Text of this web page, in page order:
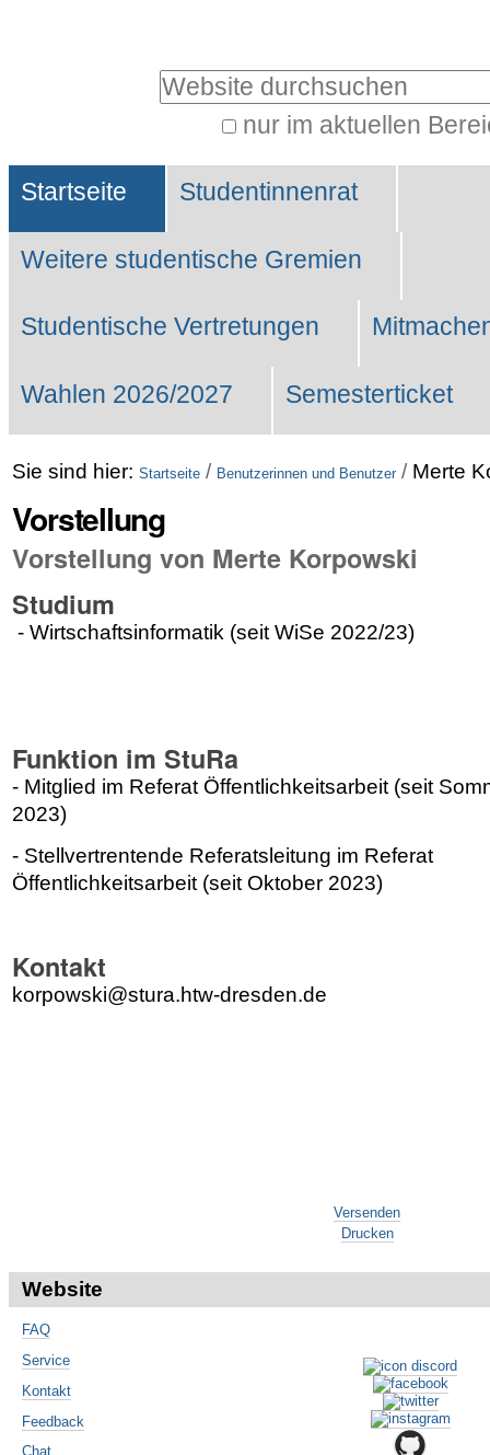
Website durchsuchen
nur im aktuellen
Suche…
Sektionen
Startseite Studentinnenrat
Weitere studentische Gremien
Studentische Vertretungen
Wahlen 2026/2027 Semesterticket
Sie sind hier: Startseite / Benutzerinnen und Benutzer / Merte
Vorstellung
Vorstellung von Merte Korpowski
Studium
- Wirtschaftsinformatik (seit WiSe 2022/23)
Funktion im StuRa
- Mitglied im Referat Öffentlichkeitsarbeit (seit
2023)
- Stellvertrentende Referatsleitung im Referat
Öffentlichkeitsarbeit (seit Oktober 2023)
Kontakt
korpowski@stura.htw-dresden.de
Versenden
Drucken
Website
FAQ
Service
Kontakt
Feedback
Chat